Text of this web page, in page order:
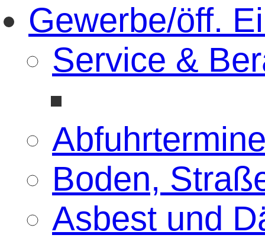
Gewerbe/öff.
Service &
Boden,
Asbest und